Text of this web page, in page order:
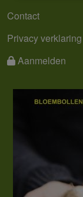
Contact
Privacy verklaring
Aanmelden
cookies